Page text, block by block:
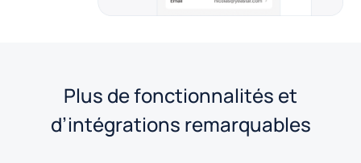
Plus de fonctionnalités et
d’intégrations remarquables